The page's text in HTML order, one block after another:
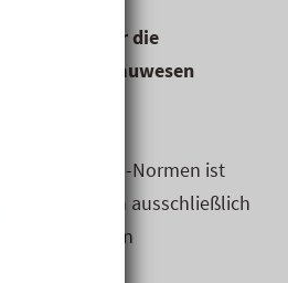
über die
für das Bauwesen
Volltext der Ö-Normen ist
und kann ausschließlich
werden.